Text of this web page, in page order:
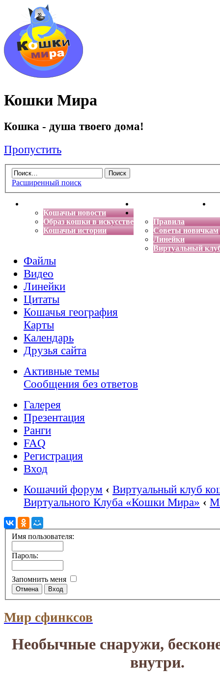
Кошки Мира
Кошка - душа твоего дома!
Пропустить
Расширенный поиск
Кошачьи новости
Образ кошки в искусстве
Кошачьи истории
Энциклопедия кошек
Правила
Советы новичкам
Линейки
Виртуальный
Файлы
Видео
Линейки
Цитаты
Кошачья география
Карты
Календарь
Друзья сайта
Активные темы
Сообщения без ответов
Галерея
Презентация
Ранги
FAQ
Регистрация
Вход
Кошачий форум ‹ Виртуальный клуб
Виртуального Клуба «Кошки Мира» ‹
Имя пользователя:
Пароль:
Запомнить меня
Мир сфинксов
Необычные снаружи,
внутри.